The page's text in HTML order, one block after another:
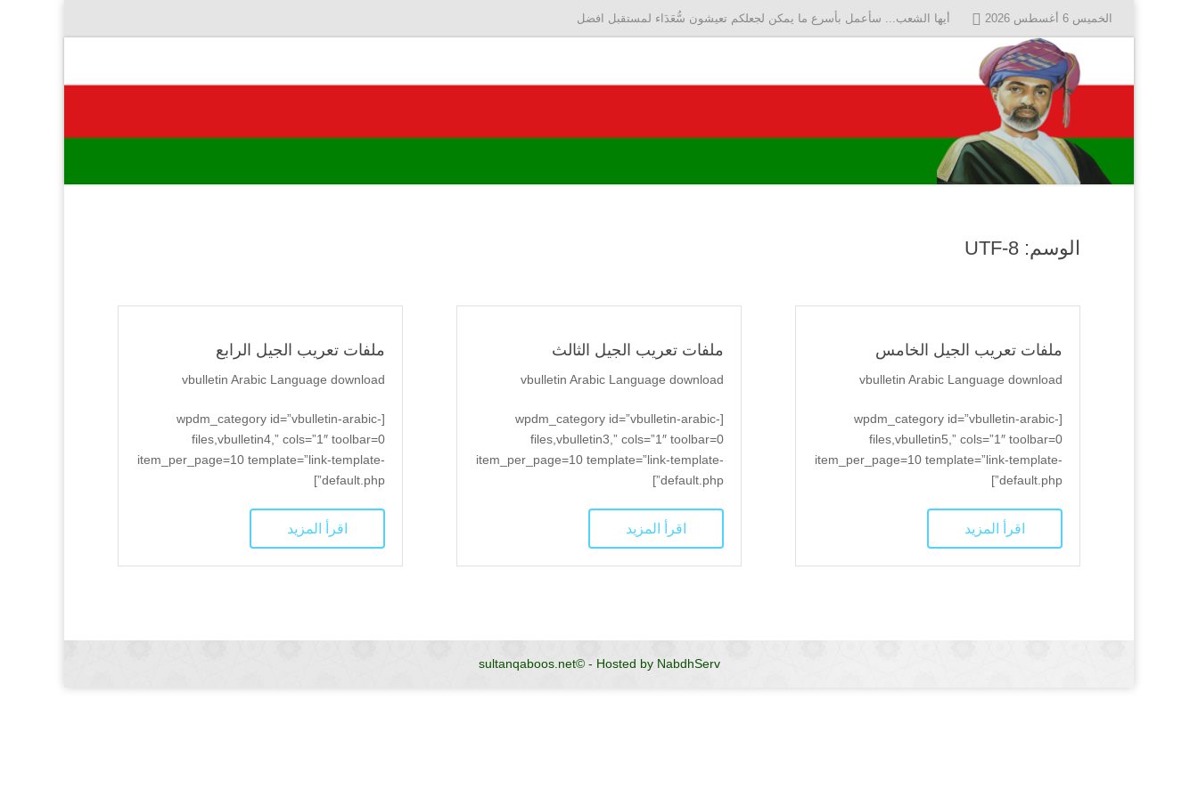
الخميس 6 أغسطس 2026 أيها الشعب... سأعمل بأسرع ما يمكن لجعلكم تعيشون سُّعَدَاء لمستقبل افضل
الوسم: UTF-8
ملفات تعريب الجيل الخامس
vbulletin Arabic Language download
[wpdm_category id=”vbulletin-arabic-
files,vbulletin5,” cols=”1″ toolbar=0
item_per_page=10 template=”link-template-
default.php”]
اقرأ المزيد
ملفات تعريب الجيل الثالث
vbulletin Arabic Language download
[wpdm_category id=”vbulletin-arabic-
files,vbulletin3,” cols=”1″ toolbar=0
item_per_page=10 template=”link-template-
default.php”]
اقرأ المزيد
ملفات تعريب الجيل الرابع
vbulletin Arabic Language download
[wpdm_category id=”vbulletin-arabic-
files,vbulletin4,” cols=”1″ toolbar=0
item_per_page=10 template=”link-template-
default.php”]
اقرأ المزيد
sultanqaboos.net©- Hosted by NabdhServ